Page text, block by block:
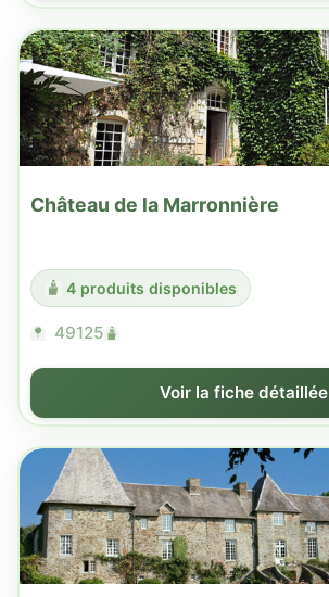
Château de la Marronnière
4 produits disponibles
49125
Voir la fiche détaillée